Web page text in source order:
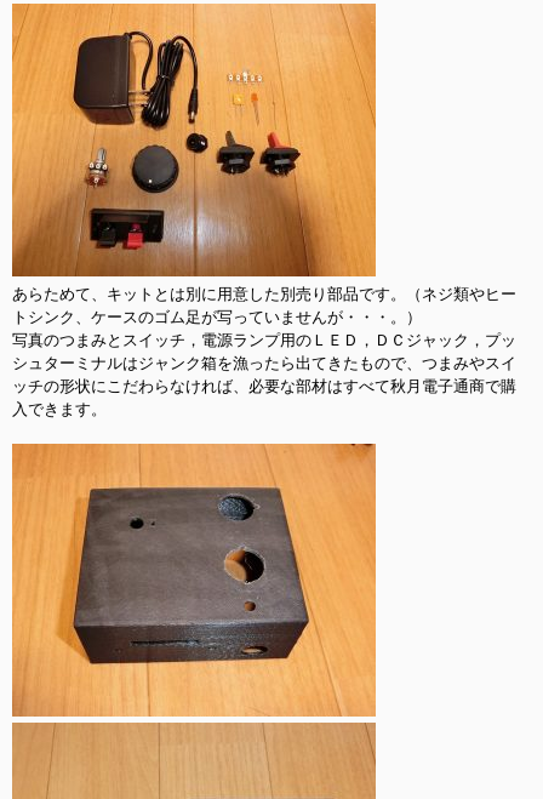
あらためて、キットとは別に用意した別売り部品です。（ネジ類やヒー
トシンク、ケースのゴム足が写っていませんが・・・。）
写真のつまみとスイッチ，電源ランプ用のＬＥＤ，ＤＣジャック，プッ
シュターミナルはジャンク箱を漁ったら出てきたもので、つまみやスイ
ッチの形状にこだわらなければ、必要な部材はすべて秋月電子通商で購
入できます。